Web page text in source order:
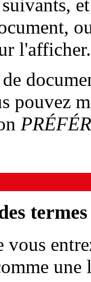
l'afficher.
pouvez
termes
vous
une